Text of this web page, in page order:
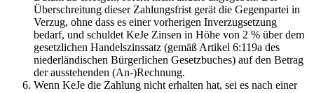
Überschreitung dieser Zahlungsfrist gerät die Gegenpartei in
Verzug, ohne dass es einer vorherigen Inverzugsetzung
bedarf, und schuldet KeJe Zinsen in Höhe von 2 % über dem
gesetzlichen Handelszinssatz (gemäß Artikel 6:119a des
niederländischen Bürgerlichen Gesetzbuches) auf den Betrag
der ausstehenden (An-)Rechnung.
Wenn KeJe die Zahlung nicht erhalten hat, sei es nach einer